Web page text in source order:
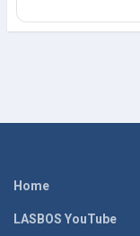
Home
LASBOS YouTube